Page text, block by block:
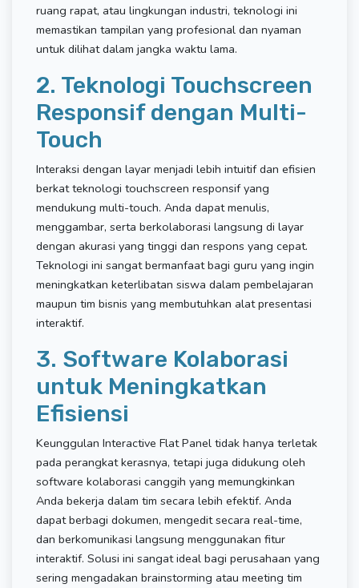
ruang rapat, atau lingkungan industri, teknologi ini
memastikan tampilan yang profesional dan nyaman
untuk dilihat dalam jangka waktu lama.
2. Teknologi Touchscreen
Responsif dengan Multi-
Touch
Interaksi dengan layar menjadi lebih intuitif dan efisien
berkat teknologi touchscreen responsif yang
mendukung multi-touch. Anda dapat menulis,
menggambar, serta berkolaborasi langsung di layar
dengan akurasi yang tinggi dan respons yang cepat.
Teknologi ini sangat bermanfaat bagi guru yang ingin
meningkatkan keterlibatan siswa dalam pembelajaran
maupun tim bisnis yang membutuhkan alat presentasi
interaktif.
3. Software Kolaborasi
untuk Meningkatkan
Efisiensi
Keunggulan Interactive Flat Panel tidak hanya terletak
pada perangkat kerasnya, tetapi juga didukung oleh
software kolaborasi canggih yang memungkinkan
Anda bekerja dalam tim secara lebih efektif. Anda
dapat berbagi dokumen, mengedit secara real-time,
dan berkomunikasi langsung menggunakan fitur
interaktif. Solusi ini sangat ideal bagi perusahaan yang
sering mengadakan brainstorming atau meeting tim